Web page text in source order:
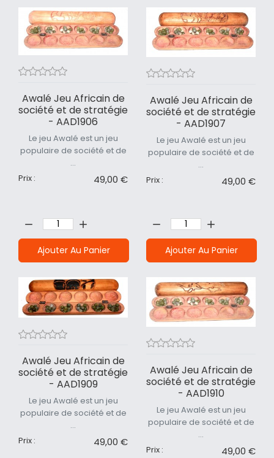
Awalé Jeu Africain de
société et de stratégie
- AAD1906
Le jeu Awalé est un jeu
populaire de société et de
...
Prix :
49,00 €
Ajouter Au Panier
Awalé Jeu Africain de
société et de stratégie
- AAD1907
Le jeu Awalé est un jeu
populaire de société et de
...
Prix :
49,00 €
Ajouter Au Panier
Awalé Jeu Africain de
société et de stratégie
- AAD1909
Le jeu Awalé est un jeu
populaire de société et de
...
Prix :
49,00 €
Awalé Jeu Africain de
société et de stratégie
- AAD1910
Le jeu Awalé est un jeu
populaire de société et de
...
Prix :
49,00 €